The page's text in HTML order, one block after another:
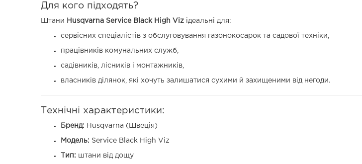
Для кого підходять?
Штани Husqvarna Service Black High Viz ідеальні для:
сервісних спеціалістів з обслуговування газонокосарок та садової техніки,
працівників комунальних служб,
садівників, лісників і монтажників,
власників ділянок, які хочуть залишатися сухими й захищеними від негоди.
Технічні характеристики:
Бренд: Husqvarna (Швеція)
Модель: Service Black High Viz
Тип: штани від дощу